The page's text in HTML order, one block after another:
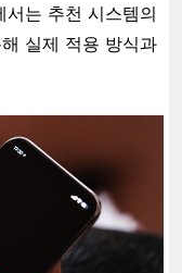
는 추천 시스템의
실제 적용 방식과